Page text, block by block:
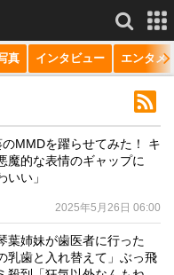
もっと見る
真 インタビュー エンタメ
MMDを躍らせてみた！ キ
魔的な表情のギャップに
いい」
2025年5月26日 06:00
葉姉妹が歯医者に行った
乳歯と入れ替えて」ぶっ飛